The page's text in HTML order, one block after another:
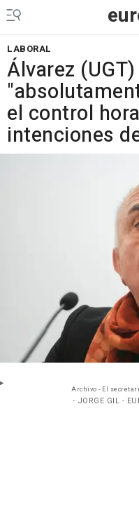
LABORAL
Álvarez
el control
intenciones
Archivo - El
- JORGE GIL -